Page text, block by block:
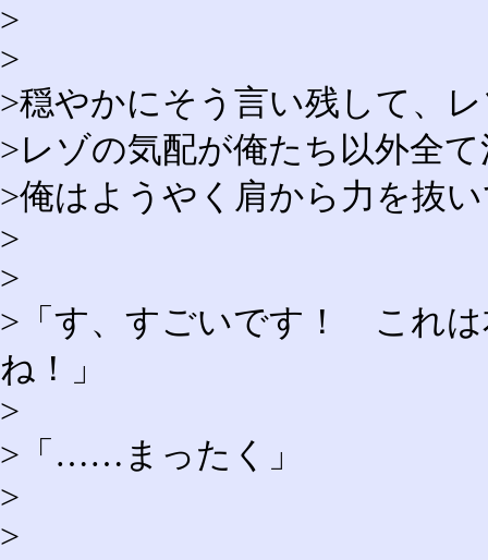
>
>
>穏やかにそう言い残して、
>レゾの気配が俺たち以外全
>俺はようやく肩から力を抜
>
>
>「す、すごいです！ これ
ね！」
>
>「……まったく」
>
>